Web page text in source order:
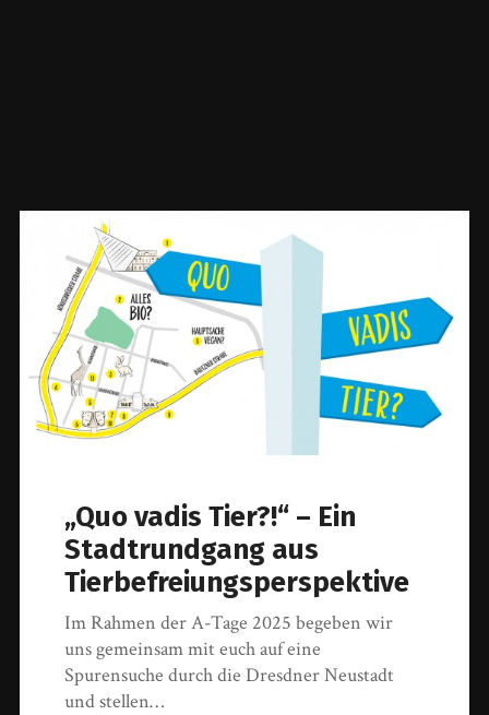
„Quo vadis Tier?!“ – Ein
Stadtrundgang aus
Tierbefreiungsperspektive
Im Rahmen der A-Tage 2025 begeben wir
uns gemeinsam mit euch auf eine
Spurensuche durch die Dresdner Neustadt
und stellen…